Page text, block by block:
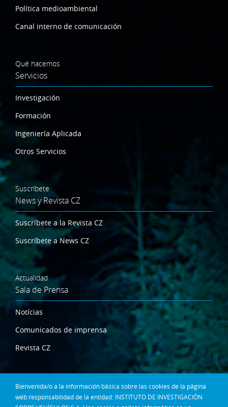
Bienvenida/o a la información básica sobre las cookies de la página
web responsabilidad de la entidad: INSTITUTO DE INVESTIGACIÓN
Política medioambiental
Canal interno de comunicación
Qué hacemos
Servicios
Investigación
Formación
Ingeniería Aplicada
Otros Servicios
Suscríbete
News y Revista CZ
Suscríbete a la Revista CZ
Suscríbete a News CZ
Actualidad
Sala de Prensa
Notícias
Comunicados de imprensa
Revista CZ
Dónde estamos
Contacta